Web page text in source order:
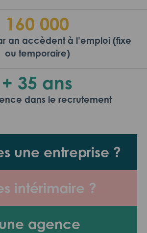
une entreprise ?
intérimaire ?
agence
160 000
an accèdent à l’emploi (fixe
ou temporaire)
+ 35 ans
dans le recrutement